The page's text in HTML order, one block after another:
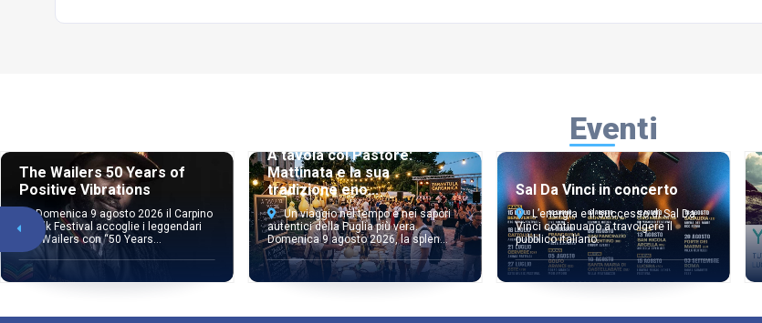
Eventi
The Wailers 50 Years of
Positive Vibrations
Domenica 9 agosto 2026 il Carpino
in Folk Festival accoglie i leggendari
The Wailers con “50 Years...
A tavola col Pastore:
Mattinata e la sua
tradizione eno...
Un viaggio nel tempo e nei sapori
autentici della Puglia più vera.
Domenica 9 agosto 2026, la splen...
Sal Da Vinci in concerto
L’energia e il successo di Sal Da
Vinci continuano a travolgere il
pubblico italiano.